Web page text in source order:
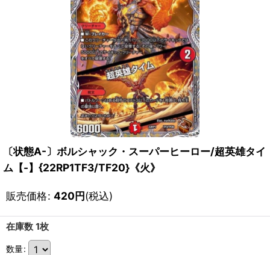
〔状態A-〕ボルシャック・スーパーヒーロー/超英雄タイ
ム【-】{22RP1TF3/TF20}《火》
販売価格: 420円(税込)
在庫数 1枚
数量: